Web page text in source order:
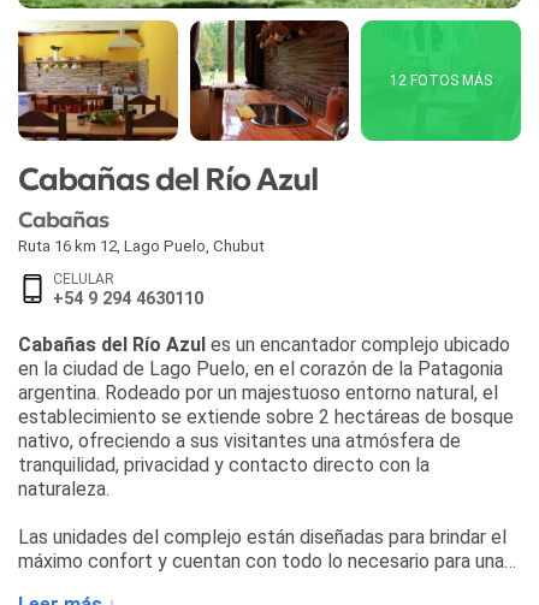
12 FOTOS MÁS
Cabañas del Río Azul
Cabañas
Ruta 16 km 12 Lago Puelo Chubut
CELULAR
+54 9 294 4630110
Cabañas del Río Azul es un encantador complejo ubicado
en la ciudad de Lago Puelo, en el corazón de la Patagonia
argentina. Rodeado por un majestuoso entorno natural, el
establecimiento se extiende sobre 2 hectáreas de bosque
nativo, ofreciendo a sus visitantes una atmósfera de
tranquilidad, privacidad y contacto directo con la
naturaleza.
Las unidades del complejo están diseñadas para brindar el
máximo confort y cuentan con todo lo necesario para una